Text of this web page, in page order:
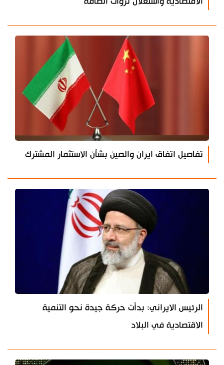
تفاصيل اتفاق ايران والصين بشأن الاستثمار المشترك
الرئيس الايراني: بدأت حركة جيدة نحو التنمية
الاقتصادية في البلاد